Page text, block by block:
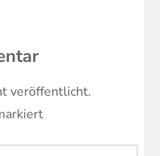
veröffentlicht.